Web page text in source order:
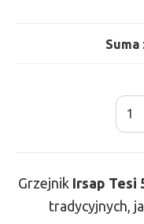
Suma
ilość
-
Grzejnik Irsap Tesi
tradycyjnych,